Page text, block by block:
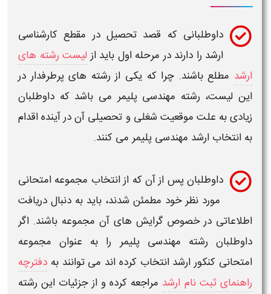
داوطلبانی که قصد تحصیل در مقطع کارشناسی
ارشد را دارند در مرحله اول باید ازلیست رشته های
ارشد مطلع باشند. چرا که یکی از رشته های پرطرفدار در
این لیست، رشته مهندسی پلیمر می باشد که داوطلبان
زیادی به علت موقعیت شغلی و تحصیلی آن در آینده اقدام
به انتخاب ارشد مهندسی پلیمر می کنند.
داوطلبان پس از آن که ازانتخاب مجموعه امتحانی
مورد نظر خود مطمئن شدند، باید به دنبال دریافت
اطلاعاتی در خصوص گرایش های آن مجموعه باشند. اگر
داوطلبان رشته مهندسی پلیمر را به عنوان مجموعه
امتحانی کنکور ارشد انتخاب کرده اند می توانند به دفترچه
راهنمای ثبت نام ارشد مراجعه کرده و از جزئیات این رشته